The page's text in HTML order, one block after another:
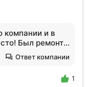
Квартира после
ощещение
все!
я нигде не
Ответ компании
1